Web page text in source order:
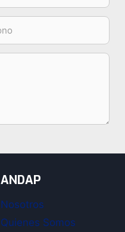
ANDAP
Nosotros
Quienes Somos